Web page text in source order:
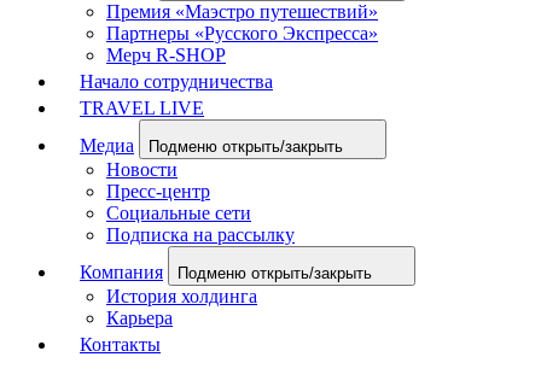
Премия «Маэстро путешествий»
Партнеры «Русского Экспресса»
Мерч R-SHOP
Начало сотрудничества
TRAVEL LIVE
Медиа
Подменю открыть/закрыть
Новости
Пресс-центр
Социальные сети
Подписка на рассылку
Компания
Подменю открыть/закрыть
История холдинга
Карьера
Контакты